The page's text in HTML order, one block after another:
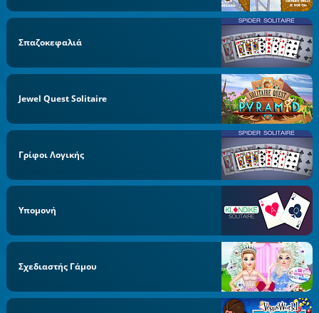
Σπαζοκεφαλιά
Jewel Quest Solitaire
Γρίφοι Λογικής
Υπομονή
Σχεδιαστής Γάμου